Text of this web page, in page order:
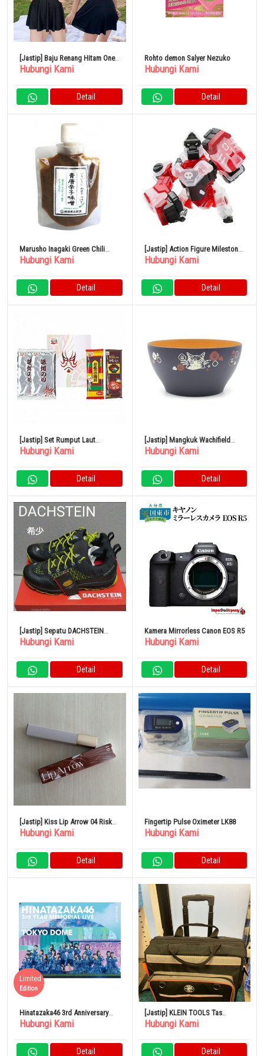
[Jastip] Baju Renang Hitam One
Piece Rok Ruffle
Hubungi Kami
Detail
Rohto demon Salyer Nezuko
Hubungi Kami
Detail
Marusho Inagaki Green Chili
Pepper Miso SP 130g
Hubungi Kami
Detail
[Jastip] Action Figure Milestone
BB-03 JoJo Final Edition
Hubungi Kami
Detail
[Jastip] Set Rumput Laut
Nagatanien Ochazuke
Hubungi Kami
Detail
[Jastip] Mangkuk Wachifield
Kamelia/Biru Tua
Hubungi Kami
Detail
[Jastip] Sepatu DACHSTEIN
Sneakers 27cm
Hubungi Kami
Detail
Kamera Mirrorless Canon EOS R5
Hubungi Kami
Detail
[Jastip] Kiss Lip Arrow 04 Risk
Taker
Hubungi Kami
Detail
Fingertip Pulse Oximeter LK88
Hubungi Kami
Detail
Hinatazaka46 3rd Anniversary
Memorial Live Tokyo Dome
Limited
Edition
Hubungi Kami
Detail
[Jastip] KLEIN TOOLS Tas
Perkakas Dengan Roda
Hubungi Kami
Detail